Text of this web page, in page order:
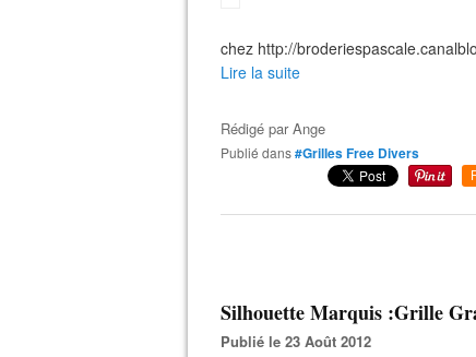
chez http://
Lire la suite
Rédigé parAnge
Publié dans#Grilles Free Divers
Silhouette Marquis :Grille
Publié le 23 Août 2012